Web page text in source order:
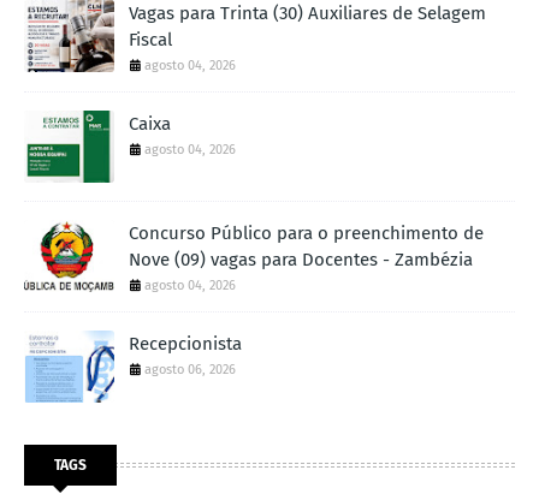
Vagas para Trinta (30) Auxiliares de Selagem
Fiscal
agosto 04, 2026
Caixa
agosto 04, 2026
Concurso Público para o preenchimento de
Nove (09) vagas para Docentes - Zambézia
agosto 04, 2026
Recepcionista
agosto 06, 2026
TAGS